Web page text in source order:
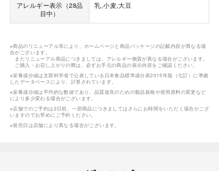
アレルギー表示（28品
目中）
乳,小麦,大豆
※商品のリニューアル等により、ホームページと商品パッケージの記載内容が異なる場
合がございます。
またリニューアル商品につきましては、アレルギー物質が異なる場合がございます。
ご購入・お召し上がりの際は、必ずお手元の商品の表示内容をご確認ください。
※栄養成分値は文部科学省で公表している日本食品標準成分表2015年版（七訂）に準拠
したデータベースにより、計算されています。
※栄養成分値は平均的な数値であり、品質改良のための製品規格や使用原料の変更など
により多少変わる場合がございます。
※店舗でのご予約は2日前、一部商品につきましてはさらにお時間をいただく場合がござ
いますのでお早めにご予約ください。
※発売日は店舗により異なる場合がございます。